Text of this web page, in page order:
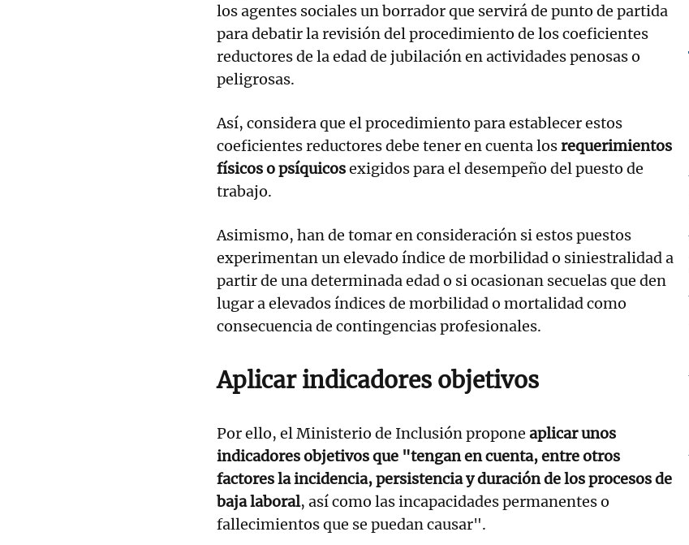
los agentes sociales un borrador que servirá de punto de partida
para debatir la revisión del procedimiento de los coeficientes
reductores de la edad de jubilación en actividades penosas o
peligrosas.
Así, considera que el procedimiento para establecer estos
coeficientes reductores debe tener en cuenta losrequerimientos
físicos o psíquicosexigidos para el desempeño del puesto de
trabajo.
Asimismo, han de tomar en consideración si estos puestos
experimentan un elevado índice de morbilidad o siniestralidad a
partir de una determinada edad o si ocasionan secuelas que den
lugar a elevados índices de morbilidad o mortalidad como
consecuencia de contingencias profesionales.
Aplicar indicadores objetivos
Por ello, el Ministerio de Inclusión propone aplicar unos
indicadores objetivos que "tengan en cuenta, entre otros
factores la incidencia, persistencia y duración de los procesos de
baja laboral, así como las incapacidades permanentes o
fallecimientos que se puedan causar".